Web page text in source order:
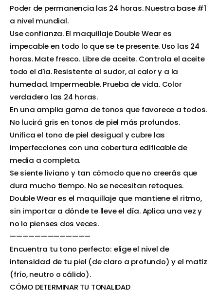
Poder de permanencia las 24 horas. Nuestra base #1
a nivel mundial.
Use confianza. El maquillaje Double Wear es
impecable en todo lo que se te presente. Uso las 24
horas. Mate fresco. Libre de aceite. Controla el aceite
todo el día. Resistente al sudor, al calor y a la
humedad. Impermeable. Prueba de vida. Color
verdadero las 24 horas.
En una amplia gama de tonos que favorece a todos.
No lucirá gris en tonos de piel más profundos.
Unifica el tono de piel desigual y cubre las
imperfecciones con una cobertura edificable de
media a completa.
Se siente liviano y tan cómodo que no creerás que
dura mucho tiempo. No se necesitan retoques.
Double Wear es el maquillaje que mantiene el ritmo,
sin importar a dónde te lleve el día. Aplica una vez y
no lo pienses dos veces.
—————————————
Encuentra tu tono perfecto: elige el nivel de
intensidad de tu piel (de claro a profundo) y el matiz
(frío, neutro o cálido).
CÓMO DETERMINAR TU TONALIDAD